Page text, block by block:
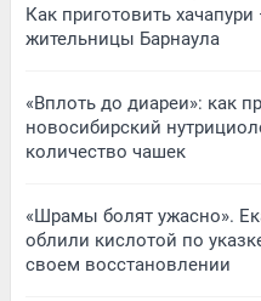
Как приготовить
жительницы Барнаула
«Вплоть до диареи»: как
новосибирский
количество чашек
«Шрамы болят ужасно».
облили кислотой по
своем восстановлении